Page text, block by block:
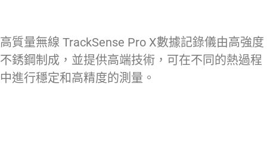
高質量無線 TrackSense Pro X數據記錄儀由高強度
不銹鋼制成，並提供高端技術，可在不同的熱過程
中進行穩定和高精度的測量。